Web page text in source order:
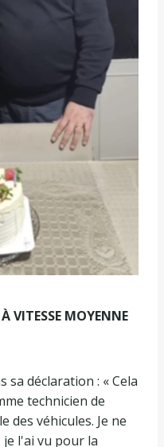
VITESSE MOYENNE
sa déclaration : « Cela
technicien de
des véhicules. Je ne
l'ai vu pour la